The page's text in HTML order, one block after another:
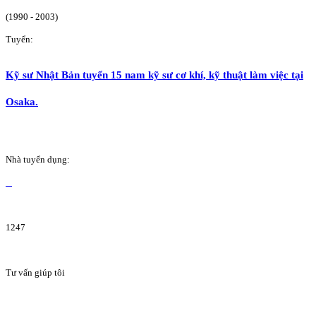
(1990 - 2003)
Tuyển:
Kỹ sư Nhật Bản tuyển 15 nam kỹ sư cơ khí, kỹ thuật làm việc tại
Osaka.
Nhà tuyển dụng:
1247
Tư vấn giúp tôi